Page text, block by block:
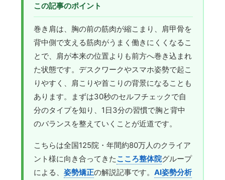
この記事のポイント
巻き肩は、胸の前の筋肉が縮こまり、肩甲骨を
背中側で支える筋肉がうまく働きにくくなるこ
とで、肩が本来の位置よりも前方へ巻き込まれ
た状態です。デスクワークやスマホ姿勢で起こ
りやすく、肩こりや首こりの背景になることも
あります。まずは30秒のセルフチェックで自
分のタイプを知り、1日3分の習慣で胸と背中
のバランスを整えていくことが近道です。
こちらは全国125院・年間約80万人のクライア
ント様に向き合ってきたこころ整体院グループ
による、姿勢矯正の解説記事です。AI姿勢分析